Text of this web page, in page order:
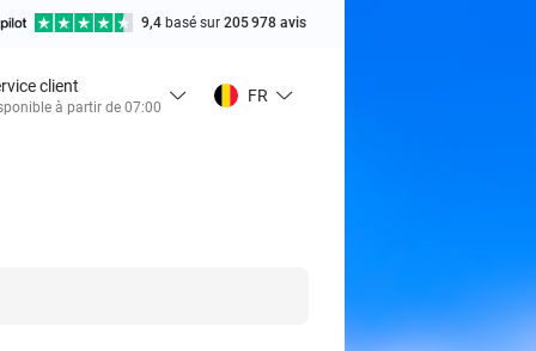
9,4 basé sur 205 978 avis
client
à partir de 07:00
FR